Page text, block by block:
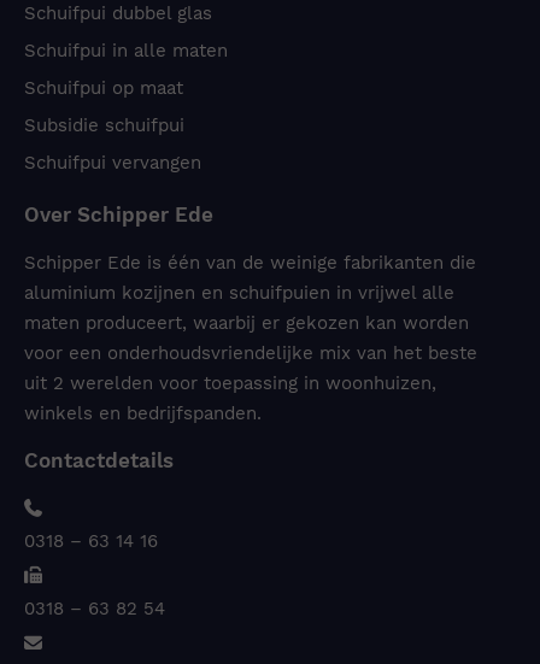
Schuifpui dubbel glas
Schuifpui in alle maten
Schuifpui op maat
Subsidie schuifpui
Schuifpui vervangen
Over Schipper Ede
Schipper Ede is één van de weinige fabrikanten die
aluminium kozijnen en schuifpuien in vrijwel alle
maten produceert, waarbij er gekozen kan worden
voor een onderhoudsvriendelijke mix van het beste
uit 2 werelden voor toepassing in woonhuizen,
winkels en bedrijfspanden.
Contactdetails
0318 – 63 14 16
0318 – 63 82 54